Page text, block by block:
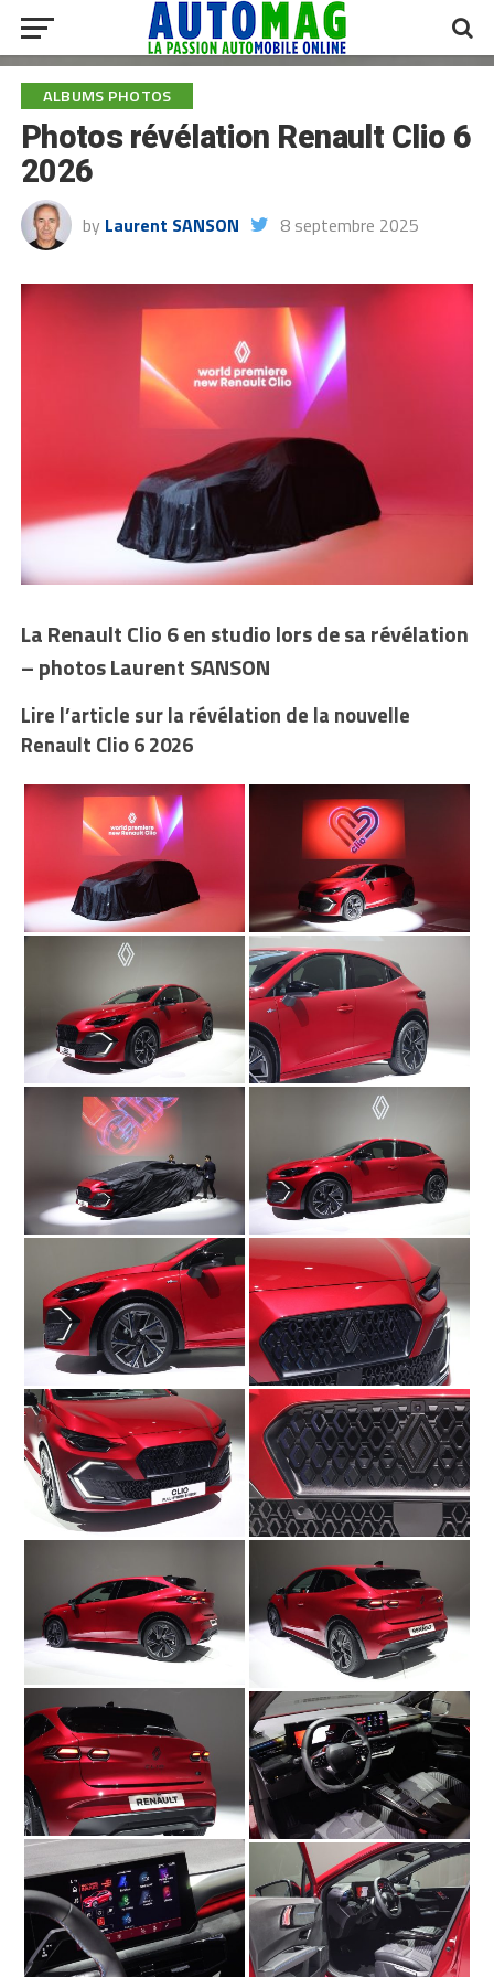
ALBUMS PHOTOS
Photos révélation Renault Clio 6
2026
by Laurent SANSON 8 septembre 2025
La Renault Clio 6 en studio lors de sa révélation
– photos Laurent SANSON
Lire l’article sur la révélation de la nouvelle
Renault Clio 6 2026